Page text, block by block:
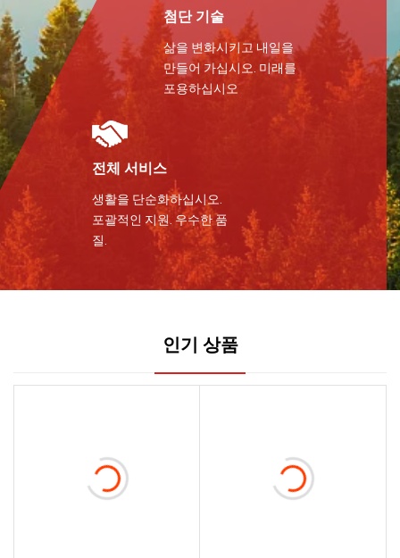
첨단 기술
삶을 변화시키고 내일을
만들어 가십시오. 미래를
포용하십시오
전체 서비스
생활을 단순화하십시오.
포괄적인 지원. 우수한 품
질.
인기 상품